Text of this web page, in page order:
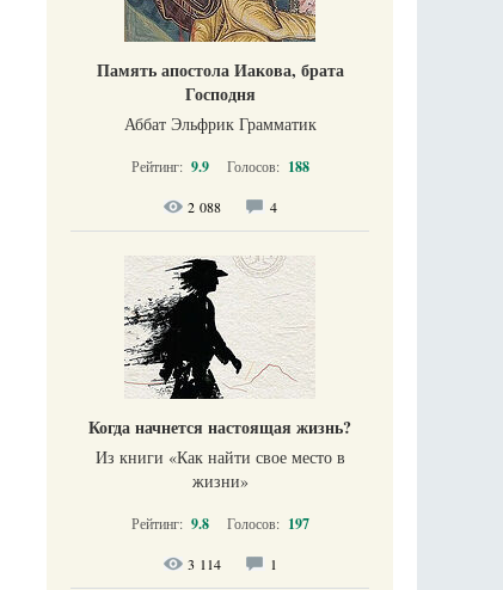
Память апостола Иакова, брата
Господня
Аббат Эльфрик Грамматик
Рейтинг: 9.9 Голосов: 188
2 088 4
Когда начнется настоящая жизнь?
Из книги «Как найти свое место в
жизни​»
Рейтинг: 9.8 Голосов: 197
3 114 1